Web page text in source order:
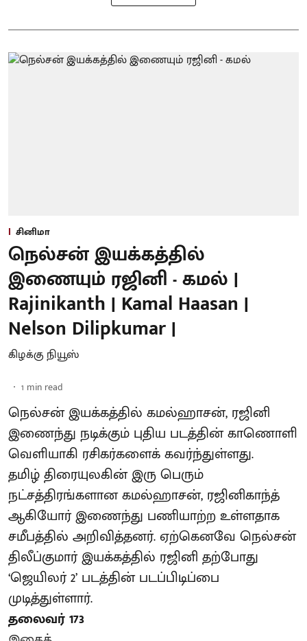
சினிமா
நெல்சன் இயக்கத்தில்
இணையும் ரஜினி - கமல் |
Rajinikanth | Kamal Haasan |
Nelson Dilipkumar |
கிழக்கு நியூஸ்
1 min read
நெல்சன் இயக்கத்தில் கமல்ஹாசன், ரஜினி
இணைந்து நடிக்கும் புதிய படத்தின் காணொளி
வெளியாகி ரசிகர்களைக் கவர்ந்துள்ளது.
தமிழ் திரையுலகின் இரு பெரும்
நட்சத்திரங்களான கமல்ஹாசன், ரஜினிகாந்த்
ஆகியோர் இணைந்து பணியாற்ற உள்ளதாக
சமீபத்தில் அறிவித்தனர். ஏற்கெனவே நெல்சன்
திலீப்குமார் இயக்கத்தில் ரஜினி தற்போது
‘ஜெயிலர் 2’ படத்தின் படப்பிடிப்பை
முடித்துள்ளார்.
தலைவர் 173